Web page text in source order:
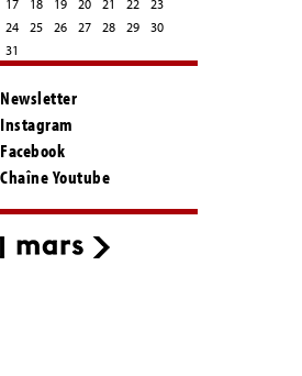
17 18 19 20 21 22
23
24
25 26 27 28 29
30
31
Newsletter
Instagram
Facebook
Chaîne Youtube